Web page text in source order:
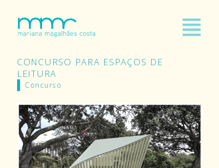
CONCURSO PARA ESPAÇOS DE
LEITURA
Concurso